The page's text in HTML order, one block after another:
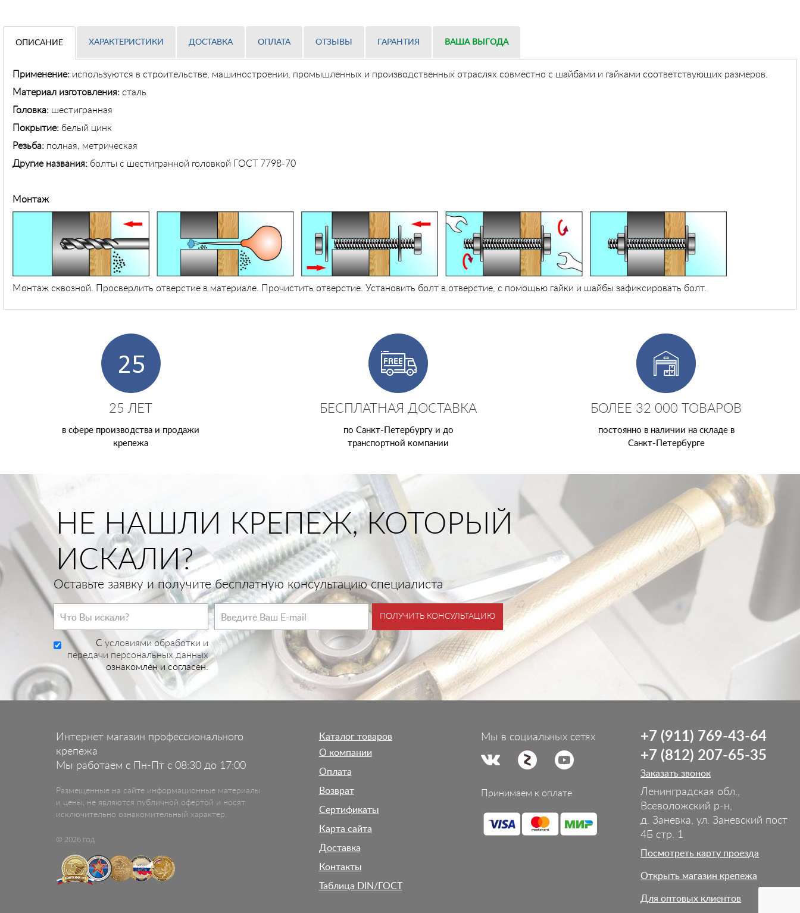
ОПИСАНИЕ ХАРАКТЕРИСТИКИ ДОСТАВКА ОПЛАТА ОТЗЫВЫ ГАРАНТИЯ ВАША ВЫГОДА
Применение: используются в строительстве, машиностроении, промышленных и производственных отраслях совместно с шайбами и гайками соответствующих размеров.
Материал изготовления: сталь
Головка: шестигранная
Покрытие: белый цинк
Резьба: полная, метрическая
Другие названия: болты с шестигранной головкой ГОСТ 7798-70
Монтаж
Монтаж сквозной. Просверлить отверстие в материале. Прочистить отверстие. Установить болт в отверстие, с помощью гайки и шайбы зафиксировать болт.
25 ЛЕТ
в сфере производства и продажи
крепежа
БЕСПЛАТНАЯ ДОСТАВКА
по Санкт-Петербургу и до
транспортной компании
БОЛЕЕ 32 000 ТОВАРОВ
постоянно в наличии на складе в
Санкт-Петербурге
НЕ НАШЛИ КРЕПЕЖ, КОТОРЫЙ
ИСКАЛИ?
Оставьте заявку и получите бесплатную консультацию специалиста
C условиями обработки и
передачи персональных данных
ознакомлен и согласен.
ПОЛУЧИТЬ КОНСУЛЬТАЦИЮ
Интернет магазин профессионального
крепежа
Мы работаем с Пн-Пт с 08:30 до 17:00
Размещенные на сайте информационные материалы
и цены, не являются публичной офертой и носят
исключительно ознакомительный характер.
© 2026 год
Каталог товаров
О компании
Оплата
Возврат
Сертификаты
Карта сайта
Доставка
Контакты
Таблица DIN/ГОСТ
Мы в социальных сетях
Принимаем к оплате
+7 (911) 769-43-64
+7 (812) 207-65-35
Заказать звонок
Ленинградская обл.,
Всеволожский р-н,
д. Заневка, ул. Заневский пост
4Б стр. 1
Посмотреть карту проезда
Открыть магазин крепежа
Для оптовых клиентов